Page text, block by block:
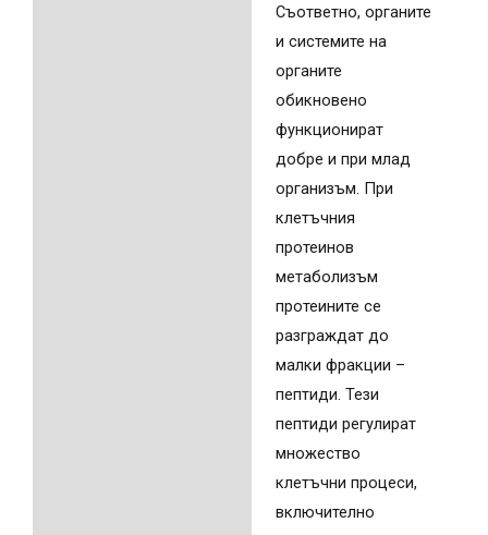
Съответно, органите
и системите на
органите
обикновено
функционират
добре и при млад
организъм. При
клетъчния
протеинов
метаболизъм
протеините се
разграждат до
малки фракции –
пептиди. Тези
пептиди регулират
множество
клетъчни процеси,
включително